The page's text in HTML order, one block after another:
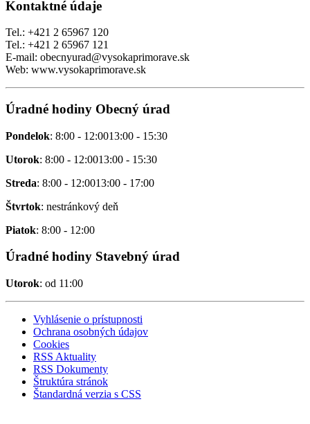
Kontaktné údaje
Tel.: +421 2 65967 120
Tel.: +421 2 65967 121
E-mail: obecnyurad@vysokaprimorave.sk
Web: www.vysokaprimorave.sk
Úradné hodiny Obecný úrad
Pondelok: 8:00 - 12:0013:00 - 15:30
Utorok: 8:00 - 12:0013:00 - 15:30
Streda: 8:00 - 12:0013:00 - 17:00
Štvrtok: nestránkový deň
Piatok: 8:00 - 12:00
Úradné hodiny Stavebný úrad
Utorok: od 11:00
Vyhlásenie o prístupnosti
Ochrana osobných údajov
Cookies
RSS Aktuality
RSS Dokumenty
Štruktúra stránok
Štandardná verzia s CSS